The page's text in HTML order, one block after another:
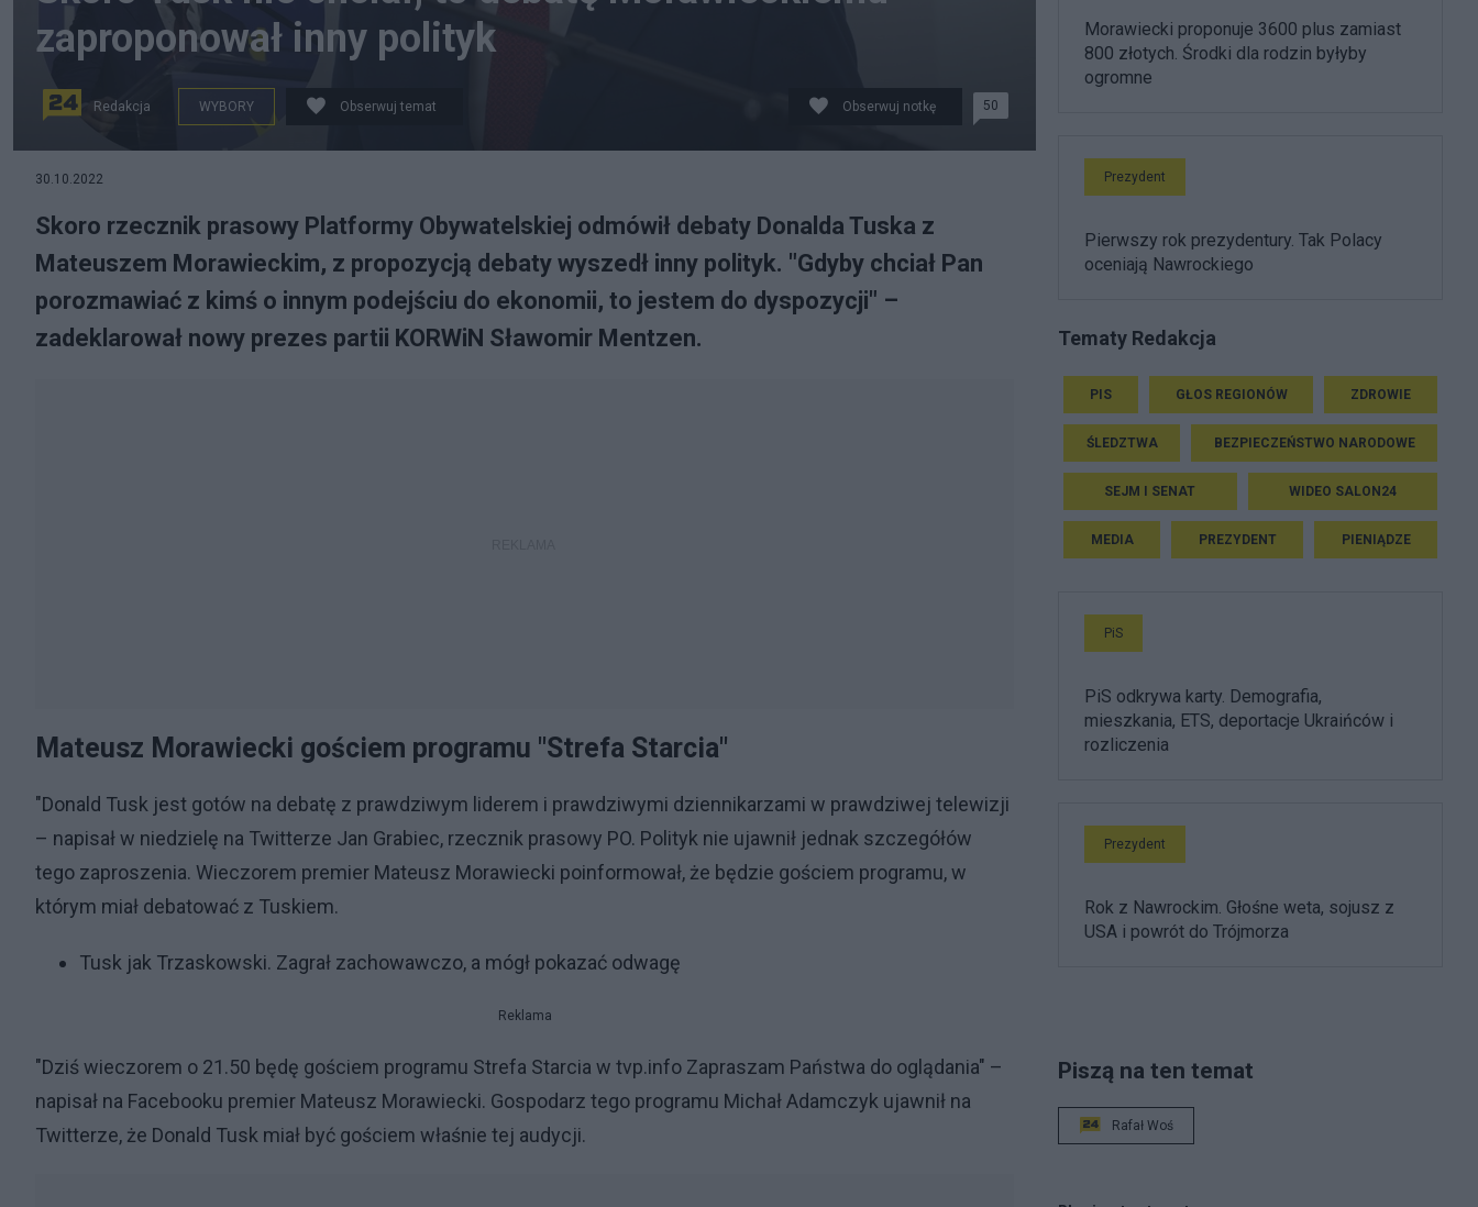
zaproponował inny polityk
Redakcja WYBORY Obserwuj temat Obserwuj notkę 50
30.10.2022
Skoro rzecznik prasowy Platformy Obywatelskiej odmówił debaty Donalda Tuska z
Mateuszem Morawieckim, z propozycją debaty wyszedł inny polityk. "Gdyby chciał Pan
porozmawiać z kimś o innym podejściu do ekonomii, to jestem do dyspozycji" –
zadeklarował nowy prezes partii KORWiN Sławomir Mentzen.
Mateusz Morawiecki gościem programu "Strefa Starcia"
"Donald Tusk jest gotów na debatę z prawdziwym liderem i prawdziwymi dziennikarzami w prawdziwej telewizji
– napisał w niedzielę na Twitterze Jan Grabiec, rzecznik prasowy PO. Polityk nie ujawnił jednak szczegółów
tego zaproszenia. Wieczorem premier Mateusz Morawiecki poinformował, że będzie gościem programu, w
którym miał debatować z Tuskiem.
Tusk jak Trzaskowski. Zagrał zachowawczo, a mógł pokazać odwagę
Reklama
"Dziś wieczorem o 21.50 będę gościem programu Strefa Starcia w tvp.info Zapraszam Państwa do oglądania" –
napisał na Facebooku premier Mateusz Morawiecki. Gospodarz tego programu Michał Adamczyk ujawnił na
Twitterze, że Donald Tusk miał być gościem właśnie tej audycji.
Morawiecki proponuje 3600 plus zamiast
800 złotych. Środki dla rodzin byłyby
ogromne
Prezydent
Pierwszy rok prezydentury. Tak Polacy
oceniają Nawrockiego
Tematy Redakcja
PIS GŁOS REGIONÓW ZDROWIE
ŚLEDZTWA BEZPIECZEŃSTWO NARODOWE
SEJM I SENAT WIDEO SALON24
MEDIA PREZYDENT PIENIĄDZE
PiS
PiS odkrywa karty. Demografia,
mieszkania, ETS, deportacje Ukraińców i
rozliczenia
Prezydent
Rok z Nawrockim. Głośne weta, sojusz z
USA i powrót do Trójmorza
Piszą na ten temat
Rafał Woś